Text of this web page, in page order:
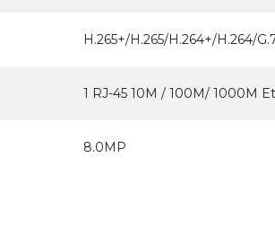
H.265+/H.265/H.264+/H.264/
1 RJ-45 10M / 100M/ 1000M
8.0МР